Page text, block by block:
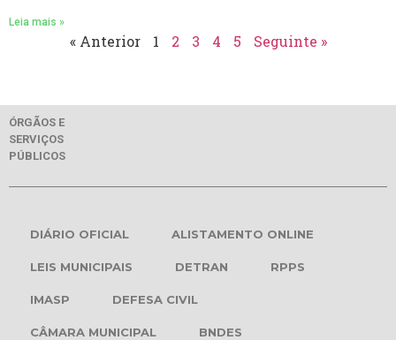
Leia mais »
« Anterior 1 2 3 4 5 Seguinte »
ÓRGÃOS E
SERVIÇOS
PÚBLICOS
DIÁRIO OFICIAL ALISTAMENTO ONLINE
LEIS MUNICIPAIS DETRAN RPPS
IMASP DEFESA CIVIL
CÂMARA MUNICIPAL BNDES